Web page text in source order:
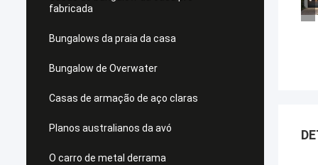
fabricada
Bungalows da praia da casa
Bungalow de Overwater
Casas de armação de aço claras
Planos australianos da avó
O carro de metal derrama